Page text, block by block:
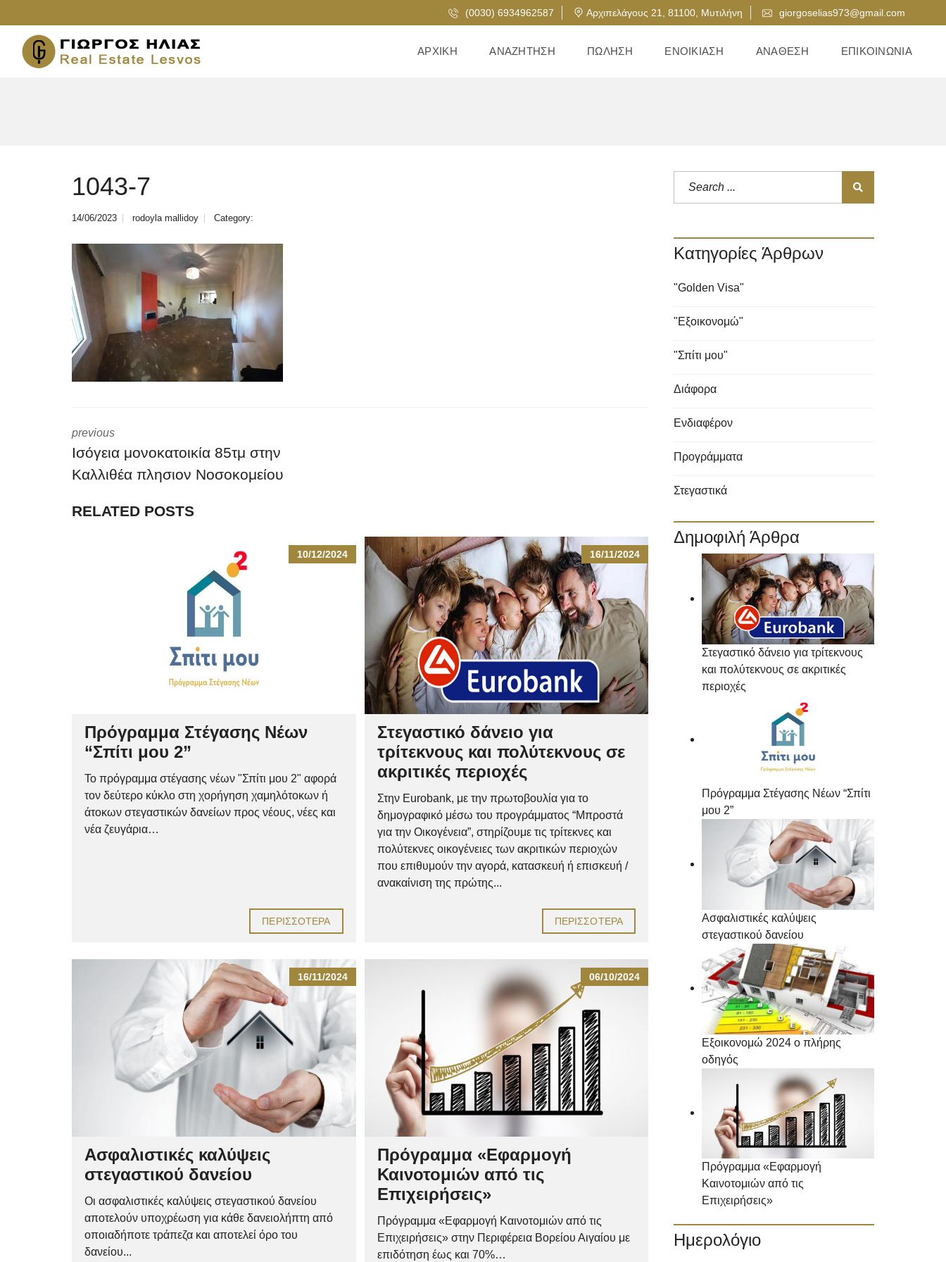
(0030) 6934962587 Αρχιπελάγους 21, 81100, Μυτιλήνη giorgoselias973@gmail.com
ΑΡΧΙΚΉ ΑΝΑΖΉΤΗΣΗ ΠΏΛΗΣΗ ΕΝΟΙΚΊΑΣΗ ΑΝΆΘΕΣΗ ΕΠΙΚΟΙΝΩΝΊΑ
1043-7
14/06/2023 rodoyla mallidoy Category:
previous
Ισόγεια μονοκατοικία 85τμ στην
Καλλιθέα πλησιον Νοσοκομείου
RELATED POSTS
10/12/2024
Πρόγραμμα Στέγασης Νέων
“Σπίτι μου 2”
Το πρόγραμμα στέγασης νέων "Σπίτι μου 2" αφορά
τον δεύτερο κύκλο στη χορήγηση χαμηλότοκων ή
άτοκων στεγαστικών δανείων προς νέους, νέες και
νέα ζευγάρια…
ΠΕΡΙΣΣΌΤΕΡΑ
16/11/2024
Στεγαστικό δάνειο για
τρίτεκνους και πολύτεκνους σε
ακριτικές περιοχές
Στην Eurobank, με την πρωτοβουλία για το
δημογραφικό μέσω του προγράμματος “Μπροστά
για την Οικογένεια”, στηρίζουμε τις τρίτεκνες και
πολύτεκνες οικογένειες των ακριτικών περιοχών
που επιθυμούν την αγορά, κατασκευή ή επισκευή /
ανακαίνιση της πρώτης...
ΠΕΡΙΣΣΌΤΕΡΑ
16/11/2024
Ασφαλιστικές καλύψεις
στεγαστικού δανείου
Οι ασφαλιστικές καλύψεις στεγαστικού δανείου
αποτελούν υποχρέωση για κάθε δανειολήπτη από
οποιαδήποτε τράπεζα και αποτελεί όρο του
δανείου...
06/10/2024
Πρόγραμμα «Εφαρμογή
Καινοτομιών από τις
Επιχειρήσεις»
Πρόγραμμα «Εφαρμογή Καινοτομιών από τις
Επιχειρήσεις» στην Περιφέρεια Βορείου Αιγαίου με
επιδότηση έως και 70%…
Κατηγορίες Άρθρων
"Golden Visa"
"Εξοικονομώ"
"Σπίτι μου"
Διάφορα
Ενδιαφέρον
Προγράμματα
Στεγαστικά
Δημοφιλή Άρθρα
Στεγαστικό δάνειο για τρίτεκνους
και πολύτεκνους σε ακριτικές
περιοχές
Πρόγραμμα Στέγασης Νέων “Σπίτι
μου 2”
Ασφαλιστικές καλύψεις
στεγαστικού δανείου
Εξοικονομώ 2024 ο πλήρης
οδηγός
Πρόγραμμα «Εφαρμογή
Καινοτομιών από τις
Επιχειρήσεις»
Ημερολόγιο